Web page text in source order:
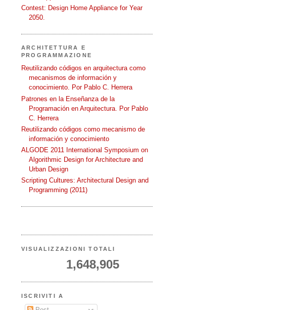
Contest: Design Home Appliance for Year
2050.
ARCHITETTURA E
PROGRAMMAZIONE
Reutilizando códigos en arquitectura como
mecanismos de información y
conocimiento. Por Pablo C. Herrera
Patrones en la Enseñanza de la
Programación en Arquitectura. Por Pablo
C. Herrera
Reutilizando códigos como mecanismo de
información y conocimiento
ALGODE 2011 International Symposium on
Algorithmic Design for Architecture and
Urban Design
Scripting Cultures: Architectural Design and
Programming (2011)
VISUALIZZAZIONI TOTALI
1,648,905
ISCRIVITI A